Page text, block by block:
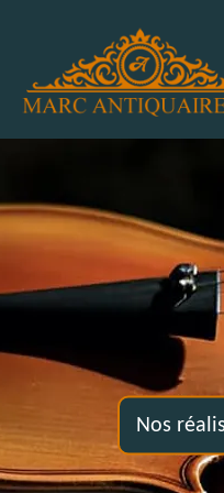
Nos